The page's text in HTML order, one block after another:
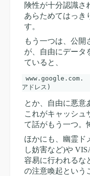
険性が十分認識さ
あらためてはっき
す。
もう一つは、公開
が、自由にデータ
ていると、
とか、自由に悪意
これがキャッシュ
て話がもう一つ。
ほかにも、幽霊ド
し妨害など)や
容易に行われるな
の注意喚起という